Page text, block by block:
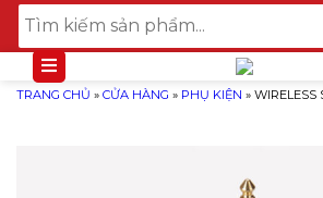
TRANG CHỦ » CỬA HÀNG » PHỤ KIỆN » WIRELESS